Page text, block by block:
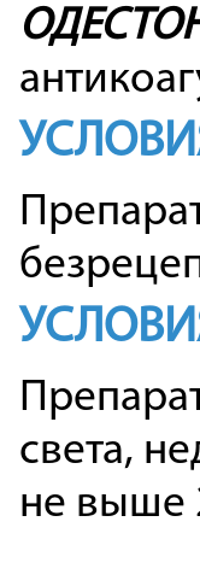
света,
не выше